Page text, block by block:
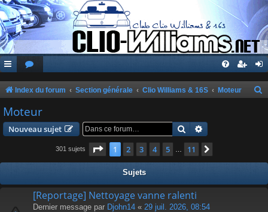
Index du forum Section générale Clio Williams & 16S Moteur
c
Moteur
Nouveau sujet Rechercher
301 sujets Page 1sur11
1 2 3 4 5 11
Sujets
[Reportage] Nettoyage vanne ralenti
Dernier message par Djohn14 « 29 juil. 2026, 08:54